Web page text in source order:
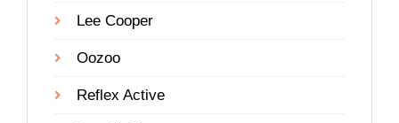
Lee Cooper
Oozoo
Reflex Active